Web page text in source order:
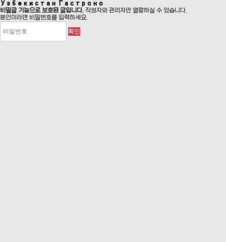
Узбекистан Гастроно
비밀글 기능으로 보호된 글입니다. 작성자와 관리자만 열람하실 수 있습니다.
본인이라면 비밀번호를 입력하세요.